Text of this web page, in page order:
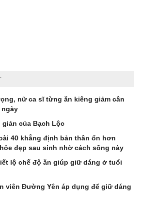
nữ ca sĩ từng ăn kiêng giảm cân
ngày
giản của Bạch Lộc
40 khẳng định bản thân ổn hơn
đẹp sau sinh nhờ cách sống này
lộ chế độ ăn giúp giữ dáng ở tuổi
viên Đường Yên áp dụng để giữ dáng